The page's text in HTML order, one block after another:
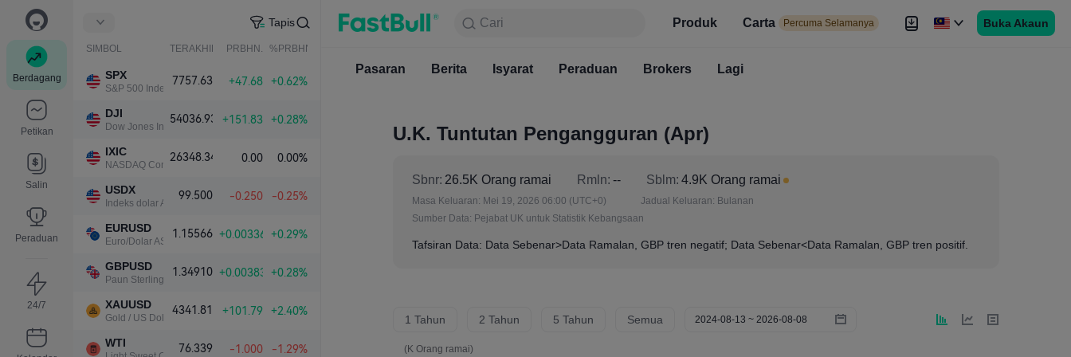
Berdagang
Petikan
Salin
Peraduan
24/7
Tapis
SIMBOL TERAKHIR PRBHN. %PRBHN.
SPX
S&P 500 Index
7757.63 +47.68 +0.62%
DJI
Dow Jones Industrial Average
54036.93 +151.83 +0.28%
IXIC
NASDAQ Composite Index
26348.34 0.00 0.00%
USDX
Indeks dolar A.S.
99.500 -0.250 -0.25%
EURUSD
Euro/Dolar AS
1.15566 +0.00336 +0.29%
GBPUSD
Paun Sterling/Dolar AS
1.34910 +0.00383 +0.28%
XAUUSD
Gold / US Dollar
4341.81 +101.79 +2.40%
WTI 76.339 -1.000 -1.29%
Cari Produk Carta Percuma Selamanya
Pasaran Berita Isyarat Peraduan
Buka Akaun
Cari
Percuma Selamanya
Pasaran Berita Isyarat Peraduan Brokers Lagi
U.K. Tuntutan Pengangguran (Apr)
Sbnr: 26.5K Orang ramai Rmln: -- Sblm: 4.9K Orang ramai
Masa Keluaran: Mei 19, 2026 06:00 (UTC+0) Jadual Keluaran: Bulanan
Sumber Data: Pejabat UK untuk Statistik Kebangsaan
Tafsiran Data: Data Sebenar>Data Ramalan, GBP tren negatif; Data Sebenar<Data Ramalan, GBP tren positif.
1 Tahun 2 Tahun 5 Tahun Semua